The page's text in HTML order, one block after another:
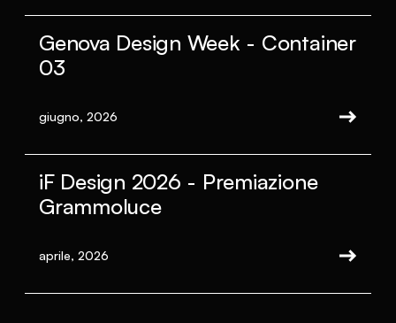
Genova Design Week - Container
03
giugno, 2026
iF Design 2026 - Premiazione
Grammoluce
aprile, 2026